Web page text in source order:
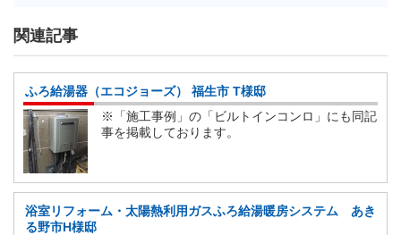
関連記事
ふろ給湯器（エコジョーズ） 福生市 T様邸
※「施工事例」の「ビルトインコンロ」にも同記
事を掲載しております。
浴室リフォーム・太陽熱利用ガスふろ給湯暖房システム あき
る野市H様邸